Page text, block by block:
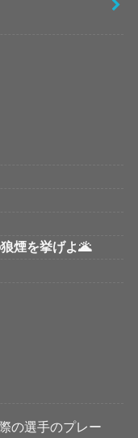
煙を挙げよ🌋
の選手のプレー